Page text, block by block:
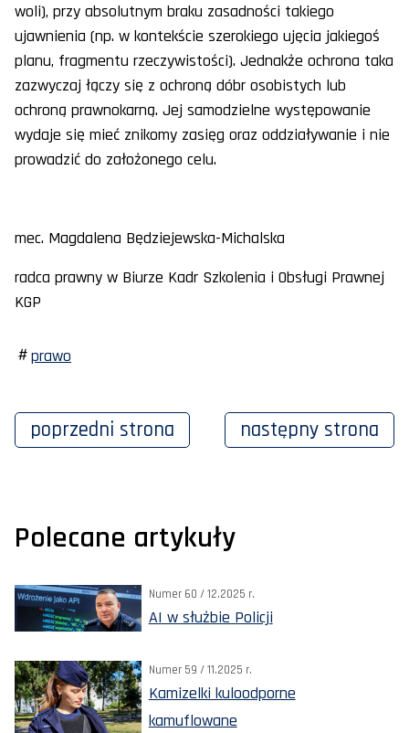
woli), przy absolutnym braku zasadności takiego
ujawnienia (np. w kontekście szerokiego ujęcia jakiegoś
planu, fragmentu rzeczywistości). Jednakże ochrona taka
zazwyczaj łączy się z ochroną dóbr osobistych lub
ochroną prawnokarną. Jej samodzielne występowanie
wydaje się mieć znikomy zasięg oraz oddziaływanie i nie
prowadzić do założonego celu.
mec. Magdalena Będziejewska-Michalska
radca prawny w Biurze Kadr Szkolenia i Obsługi Prawnej
KGP
prawo
poprzedni strona następny strona
Polecane artykuły
Numer 60 / 12.2025 r.
AI w służbie Policji
Numer 59 / 11.2025 r.
Kamizelki kuloodporne
kamuflowane